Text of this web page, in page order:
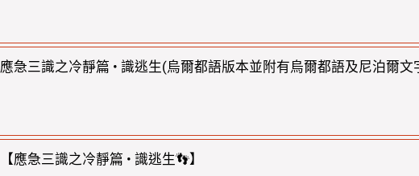
應急三識之冷靜篇 • 識逃生(烏爾都語版本並附有烏爾都語及尼泊爾文
【應急三識之冷靜篇 • 識逃生👣】